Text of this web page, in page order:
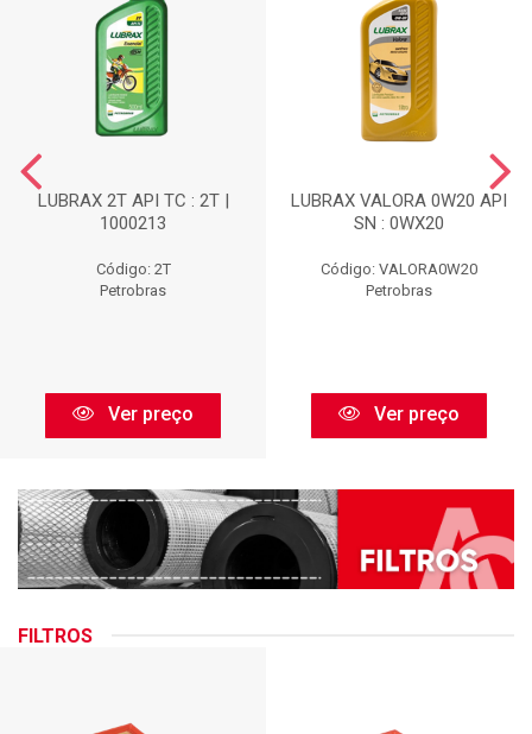
LUBRAX 2T API TC : 2T |
1000213
Código: 2T
Petrobras
Ver preço
LUBRAX VALORA 0W20 API
SN : 0WX20
Código: VALORA0W20
Petrobras
Ver preço
FILTROS